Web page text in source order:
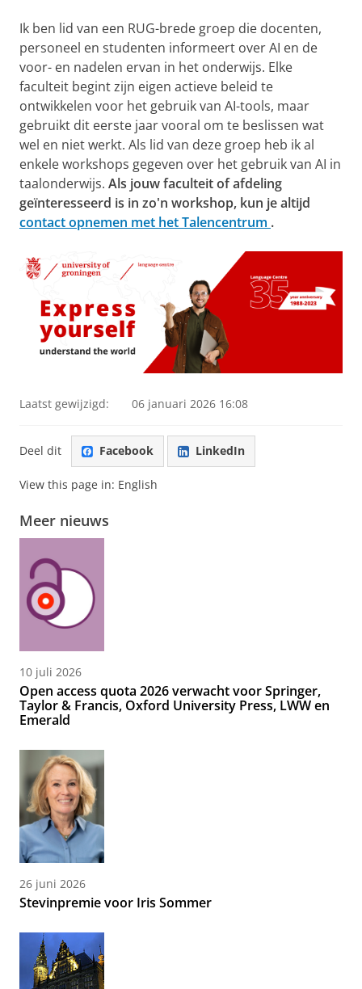
Ik ben lid van een RUG-brede groep die docenten,
personeel en studenten informeert over AI en de
voor- en nadelen ervan in het onderwijs. Elke
faculteit begint zijn eigen actieve beleid te
ontwikkelen voor het gebruik van AI-tools, maar
gebruikt dit eerste jaar vooral om te beslissen wat
wel en niet werkt. Als lid van deze groep heb ik al
enkele workshops gegeven over het gebruik van AI in
taalonderwijs. Als jouw faculteit of afdeling
geïnteresseerd is in zo'n workshop, kun je altijd
contact opnemen met het Talencentrum .
Laatst gewijzigd: 06 januari 2026 16:08
Deel dit Facebook LinkedIn
View this page in: English
Meer nieuws
10 juli 2026
Open access quota 2026 verwacht voor Springer,
Taylor & Francis, Oxford University Press, LWW en
Emerald
26 juni 2026
Stevinpremie voor Iris Sommer